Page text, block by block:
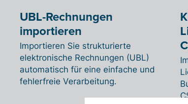
UBL-Rechnungen
importieren
Importieren Sie strukturierte
elektronische Rechnungen (UBL)
automatisch für eine einfache und
fehlerfreie Verarbeitung.